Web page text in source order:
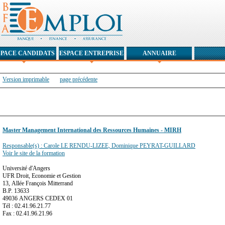
Version imprimable page précédente
Master Management International des Ressources Humaines - MIRH
Responsable(s) : Carole LE RENDU-LIZEE, Dominique PEYRAT-GUILLARD
Voir le site de la formation
Université d'Angers
UFR Droit, Economie et Gestion
13, Allée François Mitterrand
B.P. 13633
49036 ANGERS CEDEX 01
Tél : 02.41.96.21.77
Fax : 02.41.96.21.96
CANDIDATS ESPACE ENTREPRISE ANNUAIRE